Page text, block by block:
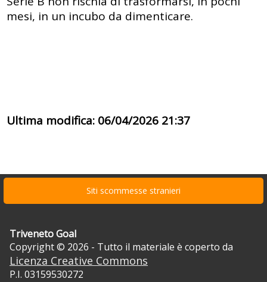
mesi, in un incubo da dimenticare.
Ultima modifica: 06/04/2026 21:37
Siti scommesse stranieri
Triveneto Goal
Copyright © 2026 - Tutto il materiale è coperto da
Licenza Creative Commons
P.I. 03159530272